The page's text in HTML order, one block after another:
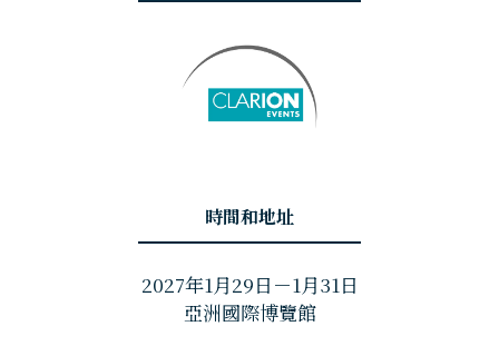
時間和地址
2027年1月29日－1月31日
亞洲國際博覽館